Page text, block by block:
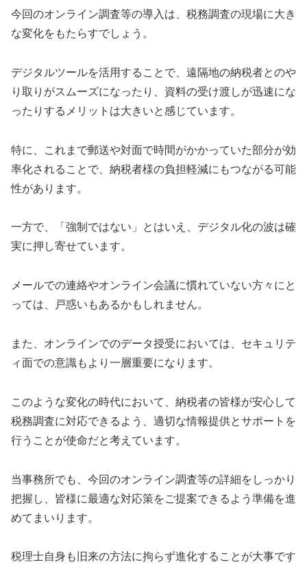
今回のオンライン調査等の導入は、税務調査の現場に大き
な変化をもたらすでしょう。
デジタルツールを活用することで、遠隔地の納税者とのや
り取りがスムーズになったり、資料の受け渡しが迅速にな
ったりするメリットは大きいと感じています。
特に、これまで郵送や対面で時間がかかっていた部分が効
率化されることで、納税者様の負担軽減にもつながる可能
性があります。
一方で、「強制ではない」とはいえ、デジタル化の波は確
実に押し寄せています。
メールでの連絡やオンライン会議に慣れていない方々にと
っては、戸惑いもあるかもしれません。
また、オンラインでのデータ授受においては、セキュリテ
ィ面での意識もより一層重要になります。
このような変化の時代において、納税者の皆様が安心して
税務調査に対応できるよう、適切な情報提供とサポートを
行うことが使命だと考えています。
当事務所でも、今回のオンライン調査等の詳細をしっかり
把握し、皆様に最適な対応策をご提案できるよう準備を進
めてまいります。
税理士自身も旧来の方法に拘らず進化することが大事です